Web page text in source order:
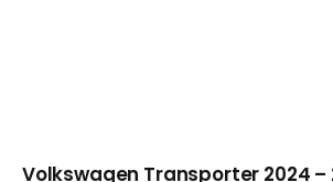
Volkswagen Transporter 2024 –